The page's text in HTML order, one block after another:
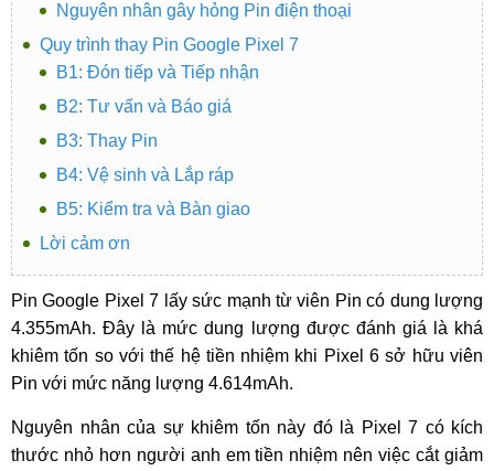
Nguyên nhân gây hỏng Pin điện thoại
Quy trình thay Pin Google Pixel 7
B1: Đón tiếp và Tiếp nhận
B2: Tư vấn và Báo giá
B3: Thay Pin
B4: Vệ sinh và Lắp ráp
B5: Kiểm tra và Bàn giao
Lời cảm ơn
Pin Google Pixel 7 lấy sức mạnh từ viên Pin có dung lượng
4.355mAh. Đây là mức dung lượng được đánh giá là khá
khiêm tốn so với thế hệ tiền nhiệm khi Pixel 6 sở hữu viên
Pin với mức năng lượng 4.614mAh.
Nguyên nhân của sự khiêm tốn này đó là Pixel 7 có kích
thước nhỏ hơn người anh em tiền nhiệm nên việc cắt giảm